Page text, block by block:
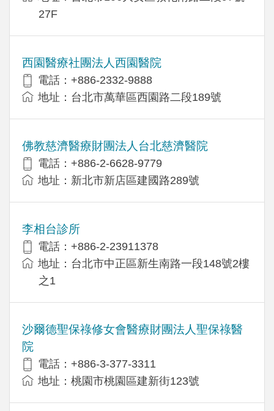
27F
西園醫療社團法人西園醫院
電話：+886-2332-9888
地址：台北市萬華區西園路二段189號
佛教慈濟醫療財團法人台北慈濟醫院
電話：+886-2-6628-9779
地址：新北市新店區建國路289號
李相台診所
電話：+886-2-23911378
地址：台北市中正區新生南路一段148號2樓
之1
沙爾德聖保祿修女會醫療財團法人聖保祿醫
院
電話：+886-3-377-3311
地址：桃園市桃園區建新街123號